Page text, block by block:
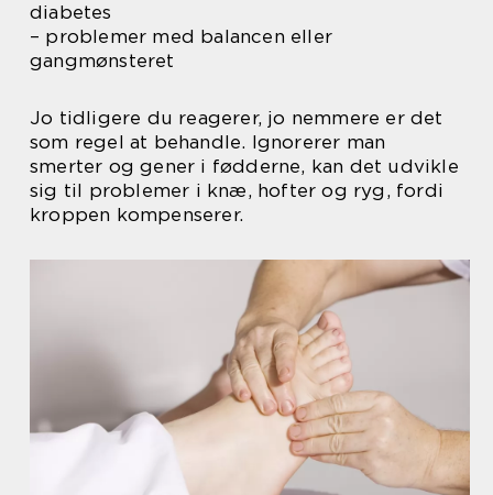
diabetes
– problemer med balancen eller
gangmønsteret
Jo tidligere du reagerer, jo nemmere er det
som regel at behandle. Ignorerer man
smerter og gener i fødderne, kan det udvikle
sig til problemer i knæ, hofter og ryg, fordi
kroppen kompenserer.